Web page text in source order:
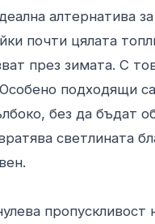
алтернатива
почти цялата
през зимата. С
подходящи
без да бъдат
светлината
пропускливост